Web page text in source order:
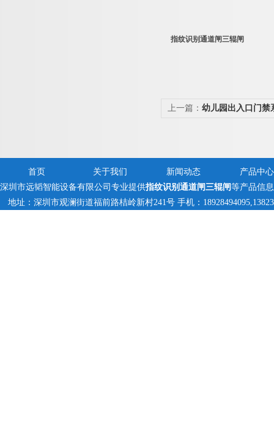
指纹识别通道闸三辊闸
上一篇： 幼儿园出入口门禁
首页 关于我们 新闻动态
产品中心
深圳市远韬智能设备有限公司专业提供指纹识别通道闸三辊闸等产品信
地址：深圳市观澜街道福前路桔岭新村241号 手机：